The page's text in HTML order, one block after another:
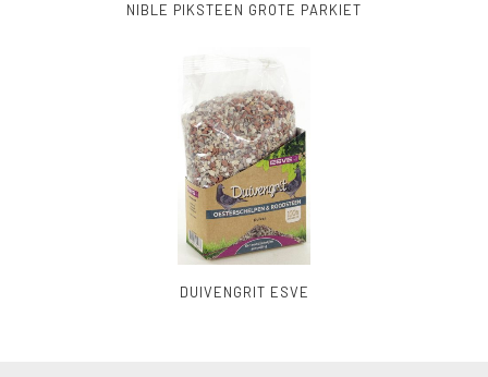
NIBLE PIKSTEEN GROTE PARKIET
DUIVENGRIT ESVE